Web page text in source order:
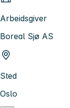
Arbeidsgiver
Boreal Sjø AS
Sted
Oslo